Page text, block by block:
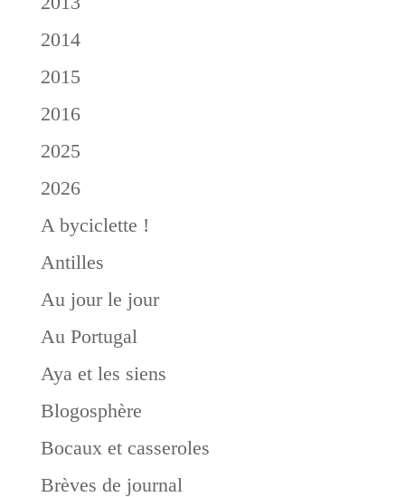
2014
2015
2016
2025
2026
A byciclette !
Antilles
Au jour le jour
Au Portugal
Aya et les siens
Blogosphère
Bocaux et casseroles
Brèves de journal